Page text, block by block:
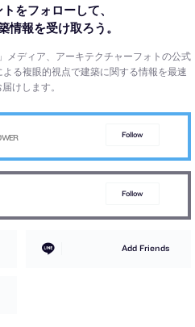
をフォローして、
情報を受け取ろう。
メディア、アーキテクチャーフォトの公式
る複眼的視点で建築に関する情報を最速
けします。
Follow
Follow
Add Friends